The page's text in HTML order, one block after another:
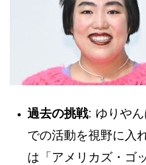
過去の挑戦: ゆりや
での活動を視野に入
は「アメリカズ・ゴ